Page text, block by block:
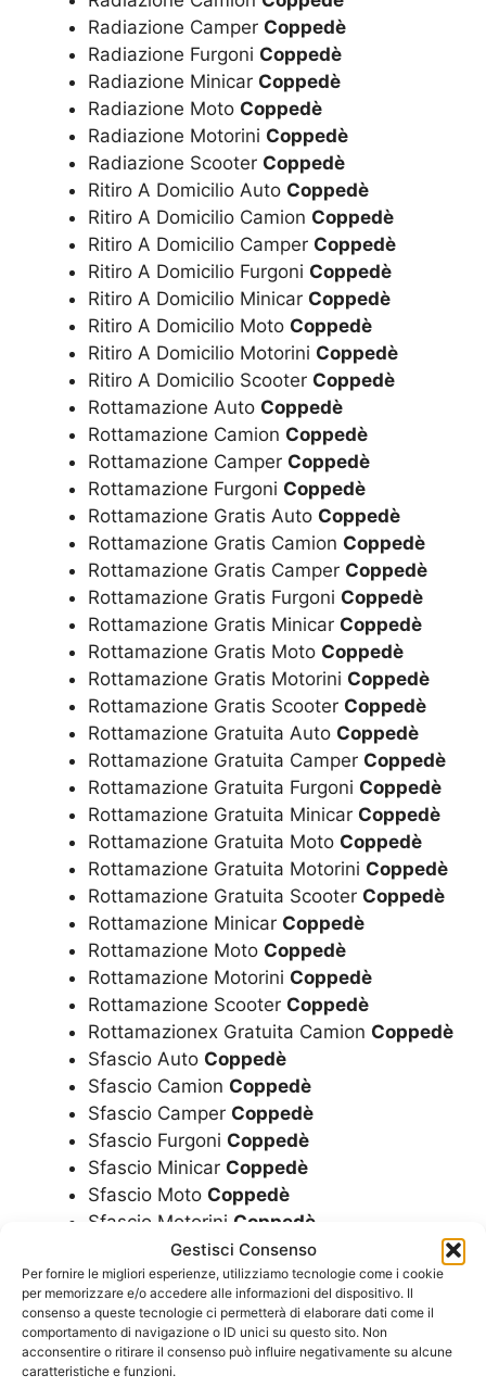
Gestisci Consenso
Per fornire le migliori esperienze, utilizziamo tecnologie come i cookie
per memorizzare e/o accedere alle informazioni del dispositivo. Il
consenso a queste tecnologie ci permetterà di elaborare dati come il
comportamento di navigazione o ID unici su questo sito. Non
acconsentire o ritirare il consenso può influire negativamente su alcune
caratteristiche e funzioni.
Radiazione Camper Coppedè
Radiazione Furgoni Coppedè
Radiazione Minicar Coppedè
Radiazione Moto Coppedè
Radiazione Motorini Coppedè
Radiazione Scooter Coppedè
Ritiro A Domicilio Auto Coppedè
Ritiro A Domicilio Camion Coppedè
Ritiro A Domicilio Camper Coppedè
Ritiro A Domicilio Furgoni Coppedè
Ritiro A Domicilio Minicar Coppedè
Ritiro A Domicilio Moto Coppedè
Ritiro A Domicilio Motorini Coppedè
Ritiro A Domicilio Scooter Coppedè
Rottamazione Auto Coppedè
Rottamazione Camion Coppedè
Rottamazione Camper Coppedè
Rottamazione Furgoni Coppedè
Rottamazione Gratis Auto Coppedè
Rottamazione Gratis Camion Coppedè
Rottamazione Gratis Camper Coppedè
Rottamazione Gratis Furgoni Coppedè
Rottamazione Gratis Minicar Coppedè
Rottamazione Gratis Moto Coppedè
Rottamazione Gratis Motorini Coppedè
Rottamazione Gratis Scooter Coppedè
Rottamazione Gratuita Auto Coppedè
Rottamazione Gratuita Camper Coppedè
Rottamazione Gratuita Furgoni Coppedè
Rottamazione Gratuita Minicar Coppedè
Rottamazione Gratuita Moto Coppedè
Rottamazione Gratuita Motorini Coppedè
Rottamazione Gratuita Scooter Coppedè
Rottamazione Minicar Coppedè
Rottamazione Moto Coppedè
Rottamazione Motorini Coppedè
Rottamazione Scooter Coppedè
Rottamazionex Gratuita Camion Coppedè
Sfascio Auto Coppedè
Sfascio Camion Coppedè
Sfascio Camper Coppedè
Sfascio Furgoni Coppedè
Sfascio Minicar Coppedè
Sfascio Moto Coppedè
Sfascio Motorini Coppedè
Sfascio ScooterCoppedè
Richiedi un Preventivo